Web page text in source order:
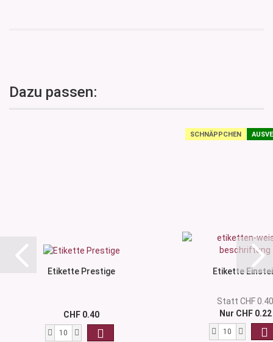
Dazu passen:
Etikette Prestige
CHF 0.40
SCHNÄPPCHEN
Etikette
Statt CHF
Nur CHF 0.22